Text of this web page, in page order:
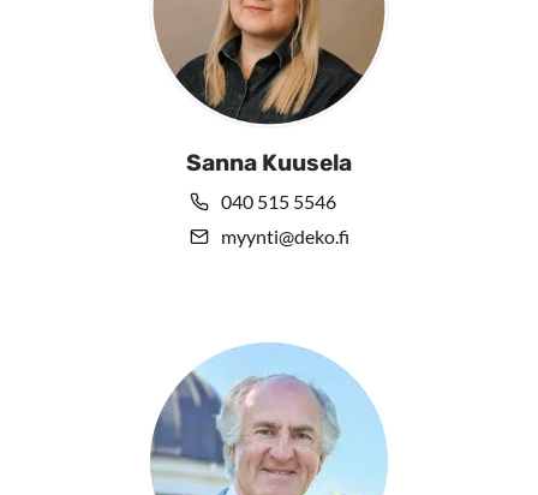
Sanna Kuusela
040 515 5546
myynti@deko.fi